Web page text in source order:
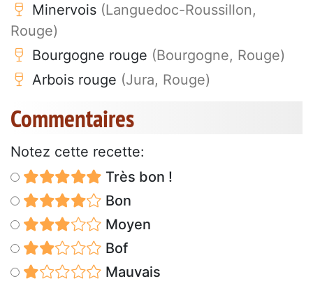
Minervois (Languedoc-Roussillon,
Rouge)
Bourgogne rouge (Bourgogne, Rouge)
Arbois rouge (Jura, Rouge)
Commentaires
Notez cette recette:
Très bon !
Bon
Moyen
Bof
Mauvais